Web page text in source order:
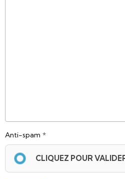
Anti-spam
CLIQUEZ POUR